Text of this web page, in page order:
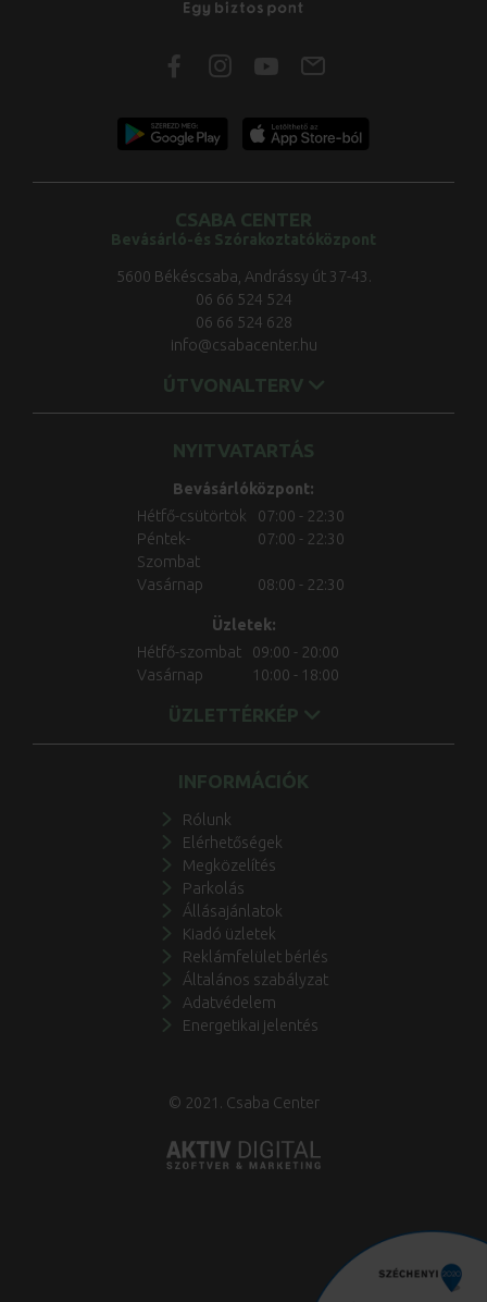
CSABA CENTER
Bevásárló-és Szórakoztatóközpont
5600 Békéscsaba, Andrássy út 37-43.
06 66 524 524
06 66 524 628
info@csabacenter.hu
ÚTVONALTERV
NYITVATARTÁS
Bevásárlóközpont:
Hétfő-csütörtök
07:00 - 22:30
Péntek-
Szombat
07:00 - 22:30
Vasárnap 08:00 - 22:30
Üzletek:
Hétfő-szombat
09:00 - 20:00
Vasárnap
10:00 - 18:00
ÜZLETTÉRKÉP
INFORMÁCIÓK
Rólunk
Elérhetőségek
Megközelítés
Parkolás
Állásajánlatok
Kiadó üzletek
Reklámfelület bérlés
Általános szabályzat
Adatvédelem
Energetikai jelentés
© 2021. Csaba Center